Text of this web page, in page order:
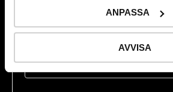
ANPASSA
AVVISA
Kontakta oss